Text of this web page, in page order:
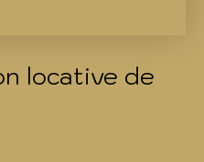
locative de